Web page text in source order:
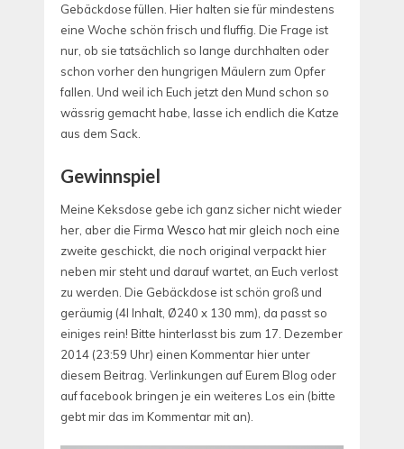
Gebäckdose füllen. Hier halten sie für mindestens
eine Woche schön frisch und fluffig. Die Frage ist
nur, ob sie tatsächlich so lange durchhalten oder
schon vorher den hungrigen Mäulern zum Opfer
fallen. Und weil ich Euch jetzt den Mund schon so
wässrig gemacht habe, lasse ich endlich die Katze
aus dem Sack.
Gewinnspiel
Meine Keksdose gebe ich ganz sicher nicht wieder
her, aber die Firma Wesco hat mir gleich noch eine
zweite geschickt, die noch original verpackt hier
neben mir steht und darauf wartet, an Euch verlost
zu werden. Die Gebäckdose ist schön groß und
geräumig (4l Inhalt, Ø240 x 130 mm), da passt so
einiges rein! Bitte hinterlasst bis zum 17. Dezember
2014 (23:59 Uhr) einen Kommentar hier unter
diesem Beitrag. Verlinkungen auf Eurem Blog oder
auf facebook bringen je ein weiteres Los ein (bitte
gebt mir das im Kommentar mit an).